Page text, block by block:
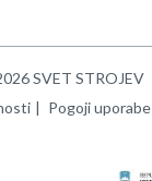
SVET STROJEV
Pogoji uporabe